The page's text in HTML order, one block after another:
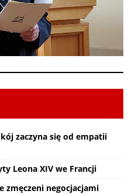
zaczyna się od empatii
Leona XIV we Francji
zmęczeni negocjacjami